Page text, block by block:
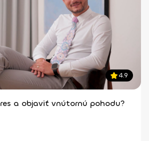
4.9
a objaviť vnútornú pohodu?